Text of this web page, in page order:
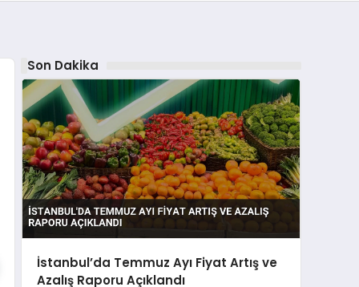
Son Dakika
İstanbul’da Temmuz Ayı Fiyat Artış ve
Azalış Raporu Açıklandı